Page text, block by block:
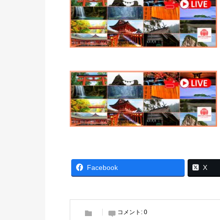
Facebook X
コメント: 0